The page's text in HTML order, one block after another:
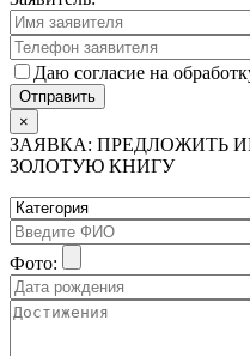
Даю согласие на
×
ЗАЯВКА: ПРЕДЛОЖИТЬ
ЗОЛОТУЮ КНИГУ
Фото: